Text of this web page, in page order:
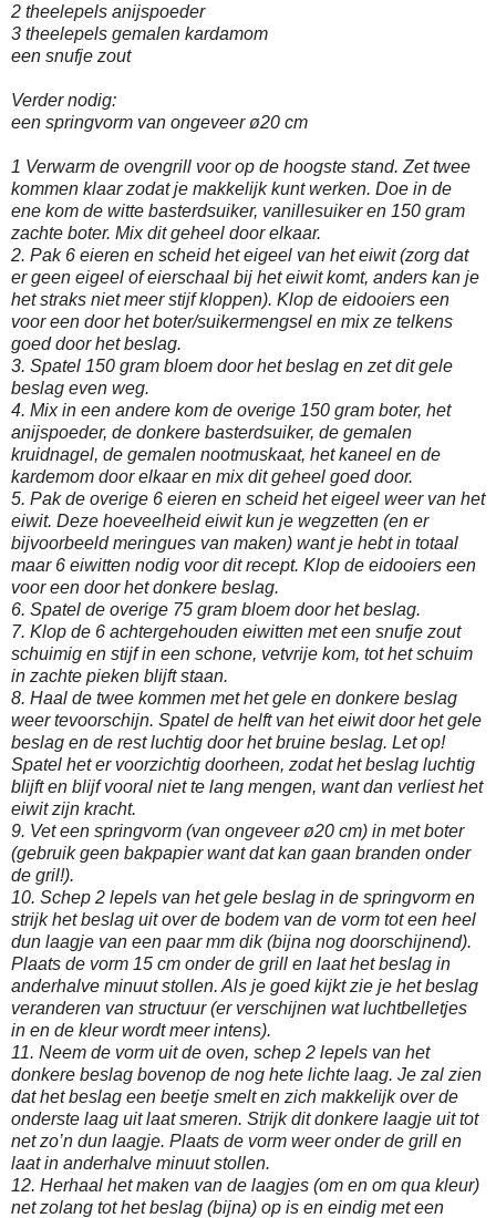
2 theelepels anijspoeder
3 theelepels gemalen kardamom
een snufje zout
Verder nodig:
een springvorm van ongeveer ø20 cm
1 Verwarm de ovengrill voor op de hoogste stand. Zet twee
kommen klaar zodat je makkelijk kunt werken. Doe in de
ene kom de witte basterdsuiker, vanillesuiker en 150 gram
zachte boter. Mix dit geheel door elkaar.
2. Pak 6 eieren en scheid het eigeel van het eiwit (zorg dat
er geen eigeel of eierschaal bij het eiwit komt, anders kan je
het straks niet meer stijf kloppen). Klop de eidooiers een
voor een door het boter/suikermengsel en mix ze telkens
goed door het beslag.
3. Spatel 150 gram bloem door het beslag en zet dit gele
beslag even weg.
4. Mix in een andere kom de overige 150 gram boter, het
anijspoeder, de donkere basterdsuiker, de gemalen
kruidnagel, de gemalen nootmuskaat, het kaneel en de
kardemom door elkaar en mix dit geheel goed door.
5. Pak de overige 6 eieren en scheid het eigeel weer van het
eiwit. Deze hoeveelheid eiwit kun je wegzetten (en er
bijvoorbeeld meringues van maken) want je hebt in totaal
maar 6 eiwitten nodig voor dit recept. Klop de eidooiers een
voor een door het donkere beslag.
6. Spatel de overige 75 gram bloem door het beslag.
7. Klop de 6 achtergehouden eiwitten met een snufje zout
schuimig en stijf in een schone, vetvrije kom, tot het schuim
in zachte pieken blijft staan.
8. Haal de twee kommen met het gele en donkere beslag
weer tevoorschijn. Spatel de helft van het eiwit door het gele
beslag en de rest luchtig door het bruine beslag. Let op!
Spatel het er voorzichtig doorheen, zodat het beslag luchtig
blijft en blijf vooral niet te lang mengen, want dan verliest het
eiwit zijn kracht.
9. Vet een springvorm (van ongeveer ø20 cm) in met boter
(gebruik geen bakpapier want dat kan gaan branden onder
de gril!).
10. Schep 2 lepels van het gele beslag in de springvorm en
strijk het beslag uit over de bodem van de vorm tot een heel
dun laagje van een paar mm dik (bijna nog doorschijnend).
Plaats de vorm 15 cm onder de grill en laat het beslag in
anderhalve minuut stollen. Als je goed kijkt zie je het beslag
veranderen van structuur (er verschijnen wat luchtbelletjes
in en de kleur wordt meer intens).
11. Neem de vorm uit de oven, schep 2 lepels van het
donkere beslag bovenop de nog hete lichte laag. Je zal zien
dat het beslag een beetje smelt en zich makkelijk over de
onderste laag uit laat smeren. Strijk dit donkere laagje uit tot
net zo’n dun laagje. Plaats de vorm weer onder de grill en
laat in anderhalve minuut stollen.
12. Herhaal het maken van de laagjes (om en om qua kleur)
net zolang tot het beslag (bijna) op is en eindig met een